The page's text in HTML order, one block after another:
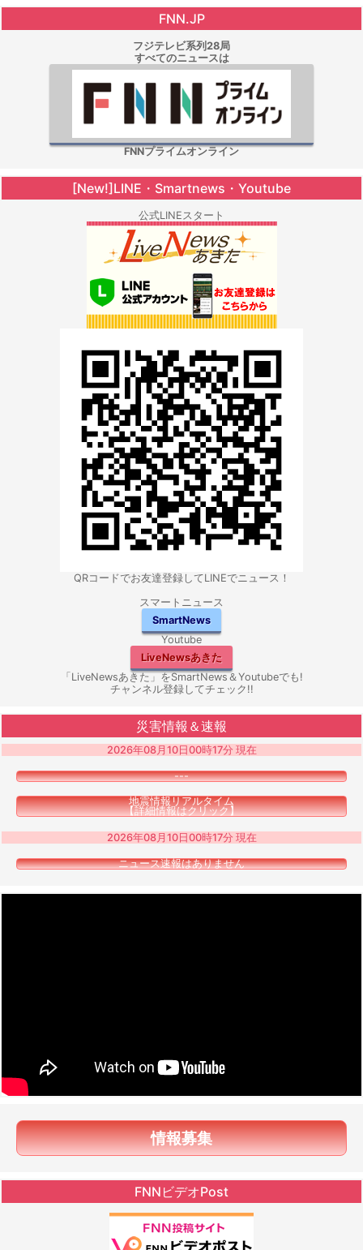
FNN.JP
フジテレビ系列28局
すべてのニュースは
FNNプライムオンライン
[New!]LINE・Smartnews・Youtube
公式LINEスタート
QRコードでお友達登録してLINEでニュース！
スマートニュース
SmartNews
Youtube
LiveNewsあきた
「LiveNewsあきた」をSmartNews＆Youtubeでも!
チャンネル登録してチェック!!
災害情報＆速報
2026年08月10日00時17分 現在
---
地震情報リアルタイム
【詳細情報はクリック】
2026年08月10日00時17分 現在
ニュース速報はありません
情報募集
FNNビデオPost